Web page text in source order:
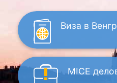
Виза в
MICE